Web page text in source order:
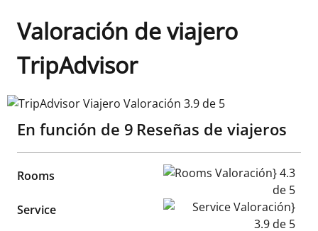
Valoración de viajero
TripAdvisor
TripAdvisor Viajero Valoración 3.9 de 5
En función de 9 Reseñas de viajeros
Rooms Rooms Valoración} 4.3 de 5
Service Service Valoración} 3.9 de 5